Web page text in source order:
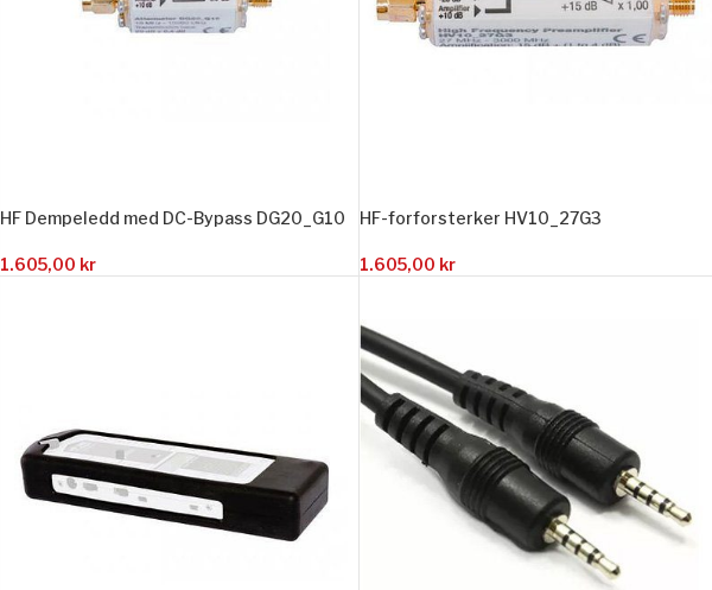
HF Dempeledd med DC-Bypass DG20_G10
1.605,00 kr
HF-forforsterker HV10_27G3
1.605,00 kr